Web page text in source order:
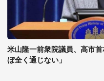
米山隆一前衆院議員、高市
ぼ全く通じない」